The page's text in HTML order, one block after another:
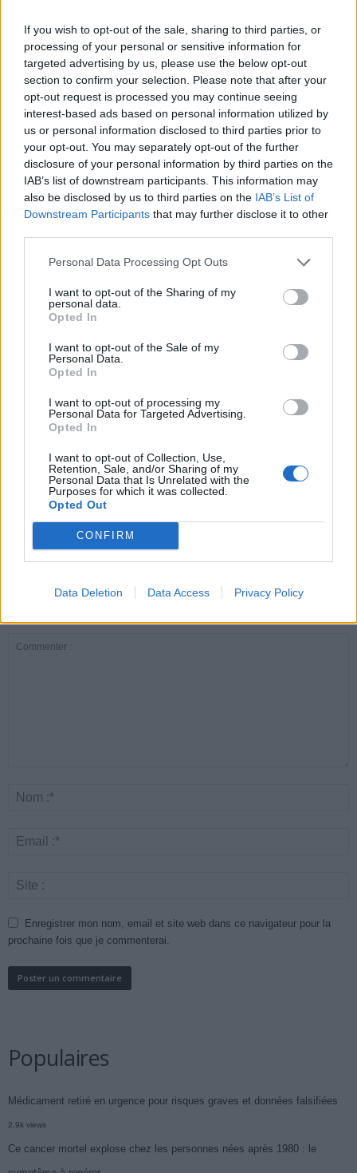
If you wish to opt-out of the sale, sharing to third parties, or
processing of your personal or sensitive information for
targeted advertising by us, please use the below opt-out
section to confirm your selection. Please note that after your
opt-out request is processed you may continue seeing
interest-based ads based on personal information utilized by
us or personal information disclosed to third parties prior to
your opt-out. You may separately opt-out of the further
disclosure of your personal information by third parties on the
IAB’s list of downstream participants. This information may
also be disclosed by us to third parties on the IAB’s List of
Downstream Participants that may further disclose it to other
Personal Data Processing Opt Outs
I want to opt-out of the Sharing of my
personal data.
Opted In
I want to opt-out of the Sale of my
Personal Data.
Opted In
I want to opt-out of processing my
Personal Data for Targeted Advertising.
Opted In
I want to opt-out of Collection, Use,
Retention, Sale, and/or Sharing of my
Personal Data that Is Unrelated with the
Purposes for which it was collected.
Opted Out
CONFIRM
Data Deletion Data Access Privacy Policy
notamment dans la région nordique.
Article précédent
Chaleur et acouphènes : un
danger méconnu à
surveiller
Article suivant
Stéphanie Rist prône
l’interdiction de vendre
des cigarettes aux jeunes
ARTICLES CONNEXES PLUS DE L'AUTEUR
essentiels des
cardiologues pour
éviter le danger
attention à la pénurie de
lunettes de sécurité
révolutionnaire pour
Enregistrer mon nom, email et site web dans ce navigateur pour la
prochaine fois que je commenterai.
Populaires
Médicament retiré en urgence pour risques graves et données falsifiées
2.9k views
Ce cancer mortel explose chez les personnes nées après 1980 : le